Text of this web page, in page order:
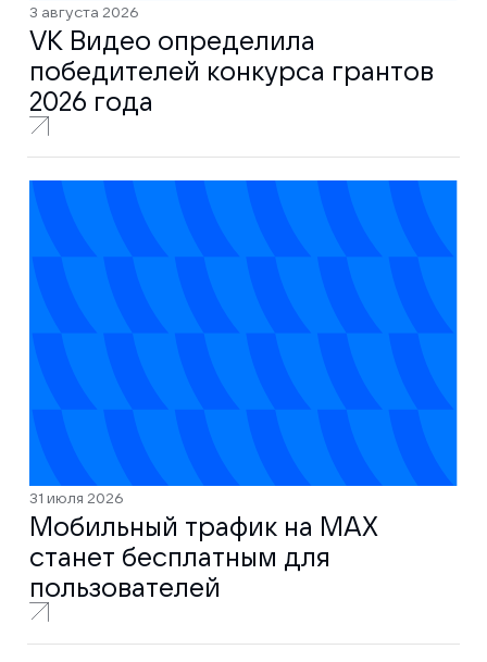
3 августа 2026
VK Видео определила
победителей конкурса грантов
2026 года
31 июля 2026
Мобильный трафик на MAX
станет бесплатным для
пользователей